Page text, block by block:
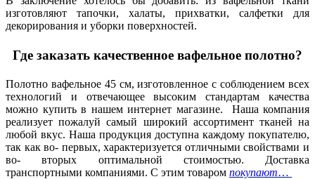
изготовляют тапочки, халаты, прихватки, салфетки для
декорирования и уборки поверхностей.
Где заказать качественное вафельное полотно?
Полотно вафельное 45 см, изготовленное с соблюдением всех
технологий и отвечающее высоким стандартам качества
можно купить в нашем интернет магазине. Наша компания
реализует пожалуй самый широкий ассортимент тканей на
любой вкус. Наша продукция доступна каждому покупателю,
так как во- первых, характеризуется отличными свойствами и
во- вторых оптимальной стоимостью. Доставка
транспортными компаниями. С этим товаром покупают…